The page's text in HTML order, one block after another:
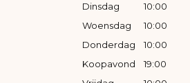
Dinsdag
10:00
Woensdag
10:00
Donderdag
10:00
Koopavond
19:00